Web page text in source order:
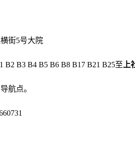
街5号大院
B2 B3 B4 B5 B6 B8 B17 B21 B25至 上
航点。